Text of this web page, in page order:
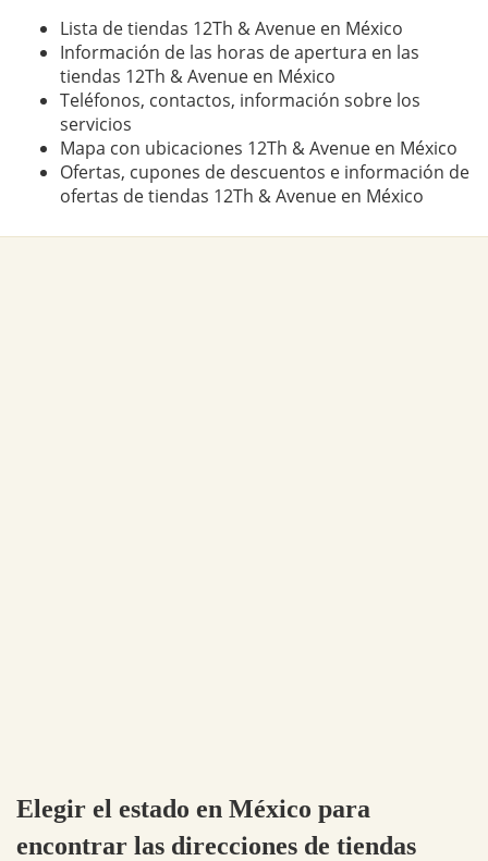
Lista de tiendas 12Th & Avenue en México
Información de las horas de apertura en las
tiendas 12Th & Avenue en México
Teléfonos, contactos, información sobre los
servicios
Mapa con ubicaciones 12Th & Avenue en México
Ofertas, cupones de descuentos e información de
ofertas de tiendas 12Th & Avenue en México
Elegir el estado en México para
encontrar las direcciones de tiendas